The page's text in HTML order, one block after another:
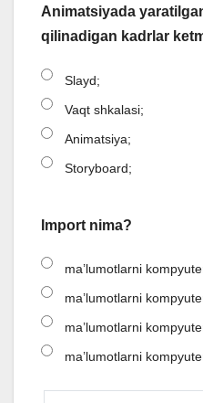
Animatsiyada
qilinadigan kadrlar
Slayd;
Vaqt shkalasi;
Animatsiya;
Storyboard;
Import nima?
ma’lumotlarni
ma’lumotlarni
ma’lumotlarni
ma’lumotlarni